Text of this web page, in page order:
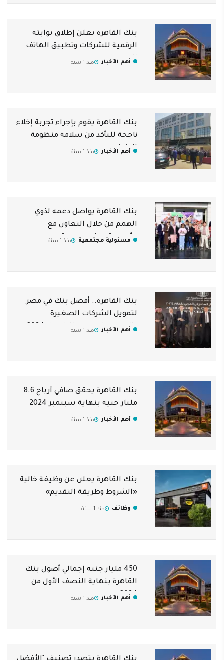
بنك القاهرة يعلن إطلاق بوابته
الرقمية للشركات وتطبيق الهاتف
المحمول
أهم الأخبار منذ 1 سنة
بنك القاهرة يقوم بإجراء تجربة إخلاء
ناجحة للتأكد من سلامة منظومة
الطوارئ
أهم الأخبار منذ 1 سنة
بنك القاهرة يواصل دعمه لذوي
الهمم من خلال التعاون مع
مؤسستي حلم وبصيرة
مسئولية مجتمعية منذ 1 سنة
بنك القاهرة.. أفضل بنك في مصر
لتمويل الشركات الصغيرة
والمتوسطة ودعم الشمول 2024
أهم الأخبار منذ 1 سنة
بنك القاهرة يحقق صافي أرباح 8.6
مليار جنيه بنهاية سبتمبر 2024
أهم الأخبار منذ 1 سنة
بنك القاهرة يعلن عن وظيفة خالية
«الشروط وطريقة التقديم»
وظائف منذ 1 سنة
450 مليار جنيه إجمالي أصول بنك
القاهرة بنهاية النصف الأول من
2024أهم الأخبار منذ 1 سنة